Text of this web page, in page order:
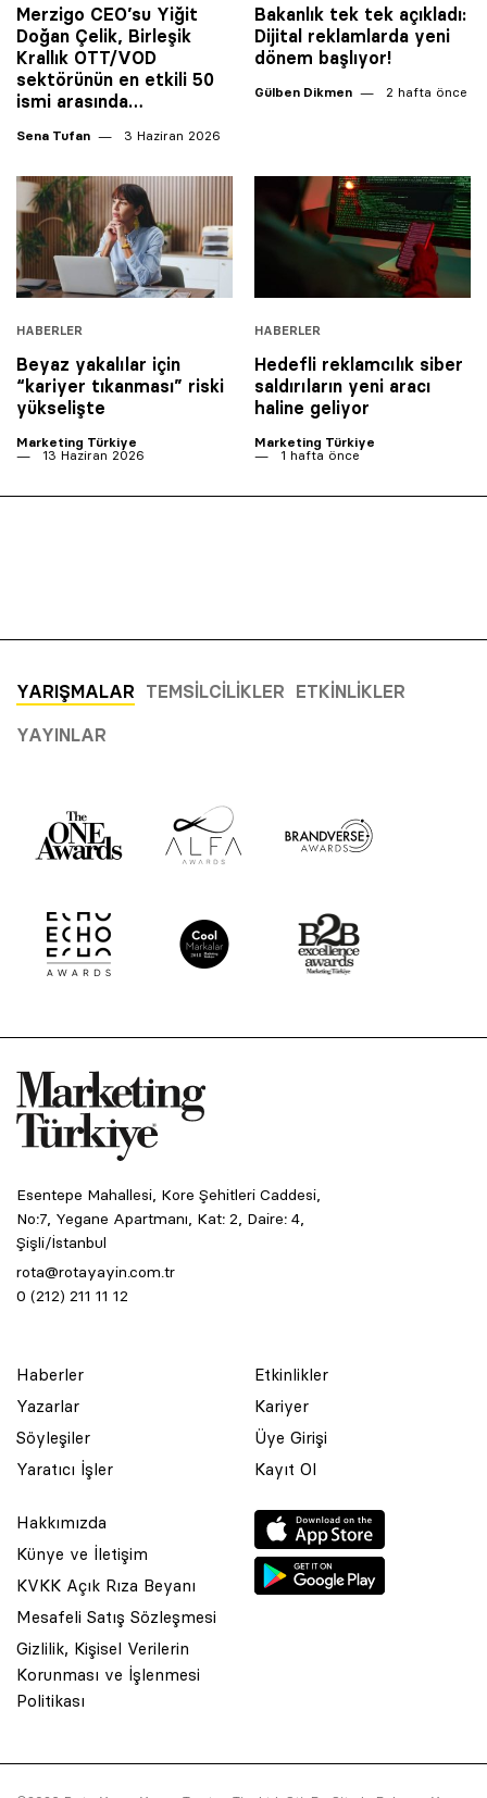
Merzigo CEO’su Yiğit
Doğan Çelik, Birleşik
Krallık OTT/VOD
sektörünün en etkili 50
ismi arasında…
Sena Tufan 3 Haziran 2026
Bakanlık tek tek açıkladı:
Dijital reklamlarda yeni
dönem başlıyor!
Gülben Dikmen 2 hafta önce
HABERLER
Beyaz yakalılar için
“kariyer tıkanması” riski
yükselişte
Marketing Türkiye
13 Haziran 2026
HABERLER
Hedefli reklamcılık siber
saldırıların yeni aracı
haline geliyor
Marketing Türkiye
1 hafta önce
YARIŞMALAR TEMSILCILIKLER ETKINLIKLER
YAYINLAR
Esentepe Mahallesi, Kore Şehitleri Caddesi,
No:7, Yegane Apartmanı, Kat: 2, Daire: 4,
Şişli/İstanbul
rota@rotayayin.com.tr
0 (212) 211 11 12
Haberler
Yazarlar
Söyleşiler
Yaratıcı İşler
Etkinlikler
Kariyer
Üye Girişi
Kayıt Ol
Hakkımızda
Künye ve İletişim
KVKK Açık Rıza Beyanı
Mesafeli Satış Sözleşmesi
Gizlilik, Kişisel Verilerin
Korunması ve İşlenmesi
Politikası
© 2001 Rota Yayın Yapım Tanıtım Tic. Ltd. Şti. Bu Sitede Bulunan
Asquared WordPress Agencytarafından tasarlanmış ve